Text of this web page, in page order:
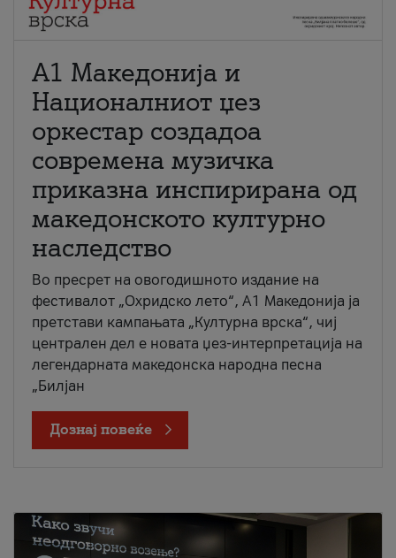
А1 Македонија и
Националниот џез
оркестар создадоа
современа музичка
приказна инспирирана од
македонското културно
наследство
Во пресрет на овогодишното издание на
фестивалот „Охридско лето“, А1 Македонија ја
претстави кампањата „Културна врска“, чиј
централен дел е новата џез-интерпретација на
легендарната македонска народна песна
„Билјан
Дознај повеќе